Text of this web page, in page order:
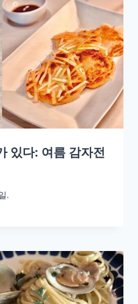
있다: 여름 감자전
.